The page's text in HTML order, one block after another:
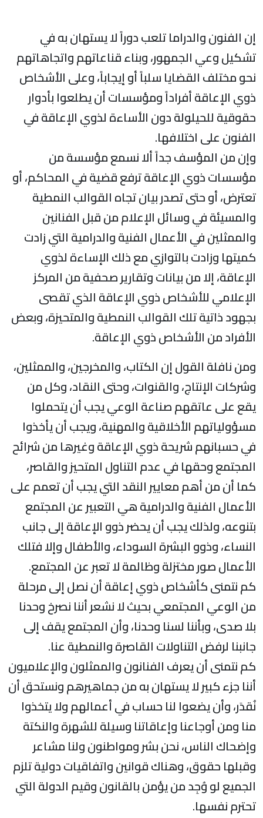
إن الفنون والدراما تلعب دوراً لا يستهان به في
تشكيل وعي الجمهور، وبناء قناعاتهم واتجاهاتهم
نحو مختلف القضايا سلباً أو إيجاباً، وعلى الأشخاص
ذوي الإعاقة أفراداً ومؤسسات أن يطلعوا بأدوار
حقوقية للحيلولة دون الأساءة لذوي الإعاقة في
الفنون على اختلافها.
وإن من المؤسف جداً ألا نسمع مؤسسة من
مؤسسات ذوي الإعاقة ترفع قضية في المحاكم، أو
تعترض، أو حتى تصدر بيان تجاه القوالب النمطية
والمسيئة في وسائل الإعلام من قبل الفنانين
والممثلين في الأعمال الفنية والدرامية التي زادت
كميتها وزادت بالتوازي مع ذلك الإساءة لذوي
الإعاقة، إلا من بيانات وتقارير صحفية من المركز
الإعلامي للأشخاص ذوي الإعاقة الذي تقصى
بجهود ذاتية تلك القوالب النمطية والمتحيزة، وبعض
الأفراد من الأشخاص ذوي الإعاقة.
ومن نافلة القول إن الكتاب، والمخرجين، والممثلين،
وشركات الإنتاج، والقنوات، وحتى النقاد، وكل من
يقع على عاتقهم صناعة الوعي يجب أن يتحملوا
مسؤولياتهم الأخلاقية والمهنية، ويجب أن يأخذوا
في حسبانهم شريحة ذوي الإعاقة وغيرها من شرائح
المجتمع وحقها في عدم التناول المتحيز والقاصر،
كما أن من أهم معايير النقد التي يجب أن تعمم على
الأعمال الفنية والدرامية هي التعبير عن المجتمع
بتنوعه، ولذلك يجب أن يحضر ذوو الإعاقة إلى جانب
النساء، وذوو البشرة السوداء، والأطفال وإلا فتلك
الأعمال صور مختزلة وظالمة لا تعبر عن المجتمع.
كم نتمنى كأشخاص ذوي إعاقة أن نصل إلى مرحلة
من الوعي المجتمعي بحيث لا نشعر أننا نصرخ وحدنا
بلا صدى، وبأننا لسنا وحدنا، وأن المجتمع يقف إلى
جانبنا لرفض التناولات القاصرة والنمطية عنا.
كم نتمنى أن يعرف الفنانون والممثلون والإعلاميون
أننا جزء كبير لا يستهان به من جماهيرهم ونستحق أن
نُقدَر، وأن يضعوا لنا حساب في أعمالهم ولا يتخذوا
منا ومن أوجاعنا وإعاقاتنا وسيلة للشهرة والنكتة
وإضحاك الناس، نحن بشر ومواطنون ولنا مشاعر
وقبلها حقوق، وهناك قوانين واتفاقيات دولية تلزم
الجميع لو وُجِد من يؤمن بالقانون وقيم الدولة التي
تحترم نفسها.